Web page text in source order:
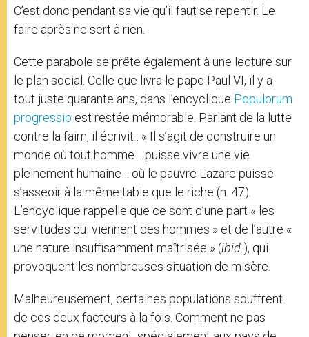
C’est donc pendant sa vie qu’il faut se repentir. Le
faire après ne sert à rien.
Cette parabole se prête également à une lecture sur
le plan social. Celle que livra le pape Paul VI, il y a
tout juste quarante ans, dans l’encyclique Populorum
progressio est restée mémorable. Parlant de la lutte
contre la faim, il écrivit : « Il s’agit de construire un
monde où tout homme… puisse vivre une vie
pleinement humaine… où le pauvre Lazare puisse
s’asseoir à la même table que le riche (n. 47).
L’encyclique rappelle que ce sont d’une part « les
servitudes qui viennent des hommes » et de l’autre «
une nature insuffisamment maîtrisée » (ibid. ), qui
provoquent les nombreuses situation de misère.
Malheureusement, certaines populations souffrent
de ces deux facteurs à la fois. Comment ne pas